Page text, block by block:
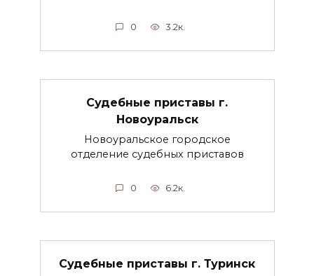
0 3.2к.
Судебные приставы г.
Новоуральск
Новоуральское городское
отделение судебных приставов
0 6.2к.
Судебные приставы г. Туринск